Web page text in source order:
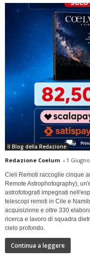
Il Blog della Redazione
Redazione Coelum - 1
Cieli Remoti raccoglie cinque
Remote Astrophotography),
astrofotografi impegnati
telescopi remoti in Cile e
acquisizione e oltre 330
ricerca e lavoro di squadra
cielo profondo.
Continua a leggere